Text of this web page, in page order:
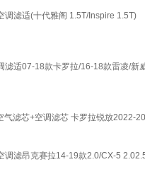
调滤适(十代雅阁 1.5T/Inspire 1.5T)
滤适07-18款卡罗拉/16-18款雷凌/新
气滤芯+空调滤芯 卡罗拉锐放2022-
调滤昂克赛拉14-19款2.0/CX-5